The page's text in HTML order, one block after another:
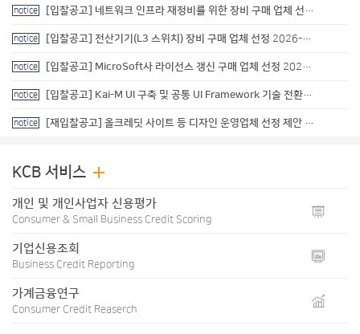
notice [입찰공고] 네트워크 인프라 재정비를 위한 장비 구매 업체 선정
notice [입찰공고] 전산기기(L3 스위치) 장비 구매 업체 선정 2026-07-13
notice [입찰공고] MicroSoft사 라이선스 갱신 구매 업체 선정 2026-06-16
notice [입찰공고] Kai-M UI 구축 및 공통 UI Framework 기술 전환 업체 선정 제안
notice [재입찰공고] 올크레딧 사이트 등 디자인 운영업체 선정 제안 2026-05-
KCB 서비스
개인 및 개인사업자 신용평가
Consumer & Small Business Credit Scoring
기업신용조회
Business Credit Reporting
가계금융연구
Consumer Credit Reaserch